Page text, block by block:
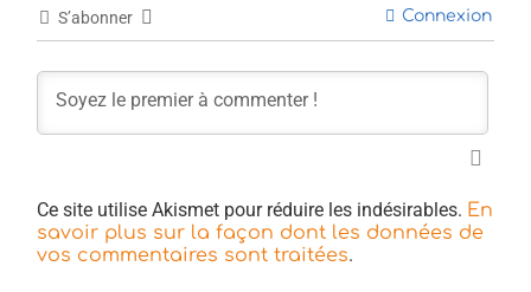
S’abonner Connexion
Ce site utilise Akismet pour réduire les indésirables. En
savoir plus sur la façon dont les données de
vos commentaires sont traitées.